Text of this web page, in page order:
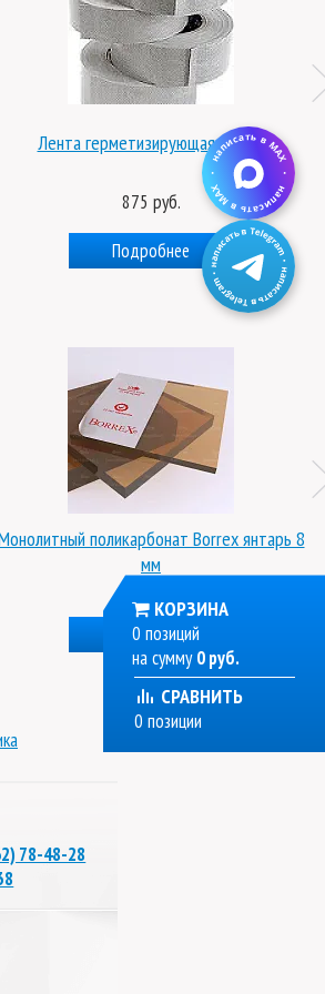
Лента герметизирующая, 50 мм
875 руб.
Подробнее
поликарбонат Borrex янтарь 8
мм
Подробнее
78-48-28
КОРЗИНА
0 позиций
на сумму0 руб.
СРАВНИТЬ
0 позиции